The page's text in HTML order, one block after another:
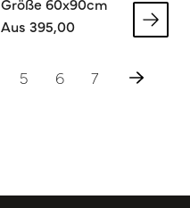
Aus 395,00
5 6 7